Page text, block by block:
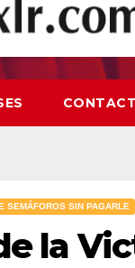
SEMÁFOROS SIN PAGARLE
la